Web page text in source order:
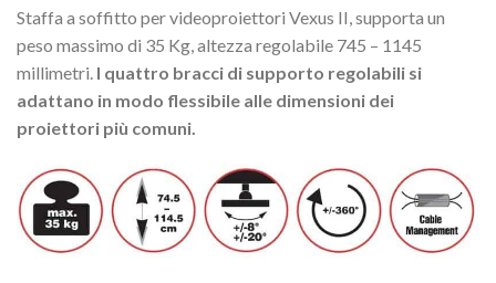
Staffa a soffitto per videoproiettori Vexus II, supporta un
peso massimo di 35 Kg, altezza regolabile 745 – 1145
millimetri. I quattro bracci di supporto regolabili si
adattano in modo flessibile alle dimensioni dei
proiettori più comuni.